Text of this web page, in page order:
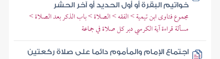
خواتيم البقرة أو أول الحديد أو آخر الحشر
مجموع فتاوى ابن تيمية > الفقه > الصلاة > باب الذكر بعد الصلاة >
مسألة قراءة آية الكرسي دبر كل صلاة في جماعة
اجتماع الإمام والمأموم دائما على صلاة ركعتين